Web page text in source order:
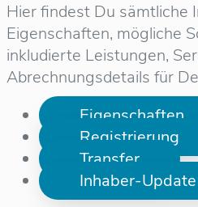
Hier findest Du sämtliche
Eigenschaften, mögliche
inkludierte Leistungen,
Abrechnungsdetails für
Eigenschaften
Registrierung
Transfer
Inhaber-Update